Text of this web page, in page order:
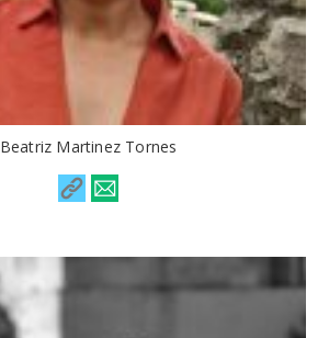
Beatriz Martinez Tornes